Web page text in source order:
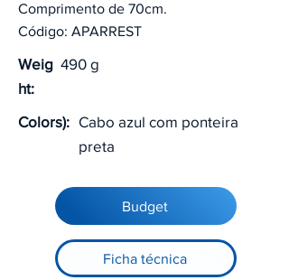
Comprimento de 70cm.
Código: APARREST
Weig
ht:
490 g
Colors): Cabo azul com ponteira
preta
Budget
Ficha técnica